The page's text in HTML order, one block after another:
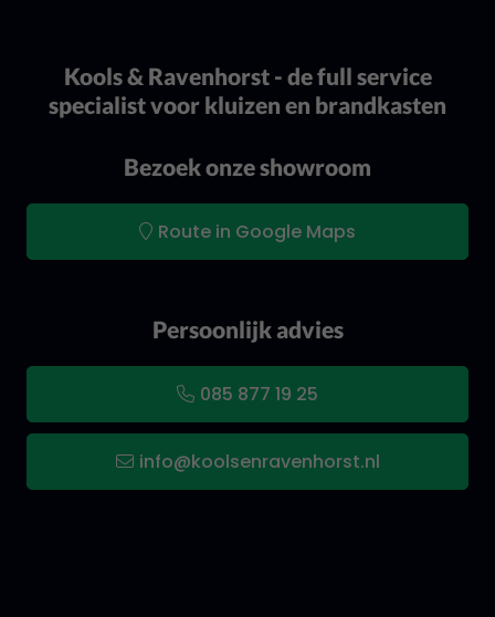
Kools & Ravenhorst - de full service
specialist voor kluizen en brandkasten
Bezoek onze showroom
Route in Google Maps
Persoonlijk advies
085 877 19 25
info@koolsenravenhorst.nl